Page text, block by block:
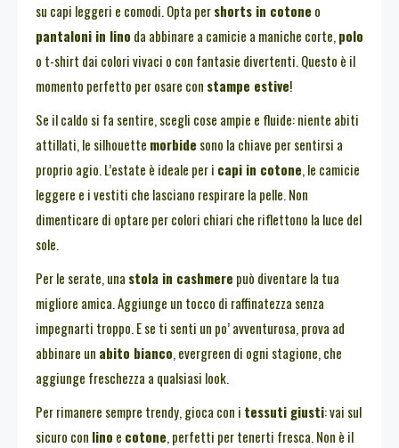
su capi leggeri e comodi. Opta pershorts in cotone o
pantaloni in lino da abbinare a camicie a maniche corte,polo
o t-shirt dai colori vivaci o con fantasie divertenti. Questo è il
momento perfetto per osare con stampe estive!
Se il caldo si fa sentire, scegli cose ampie e fluide: niente abiti
attillati, le silhouette morbide sono la chiave per sentirsi a
proprio agio. L’estate è ideale per i capi in cotone, le camicie
leggere e i vestiti che lasciano respirare la pelle. Non
dimenticare di optare per colori chiari che riflettono la luce del
sole.
Per le serate, una stola in cashmere può diventare la tua
migliore amica. Aggiunge un tocco di raffinatezza senza
impegnarti troppo. E se ti senti un po’ avventurosa, prova ad
abbinare un abito bianco, evergreen di ogni stagione, che
aggiunge freschezza a qualsiasi look.
Per rimanere sempre trendy, gioca con i tessuti giusti: vai sul
sicuro con lino e cotone, perfetti per tenerti fresca. Non è il